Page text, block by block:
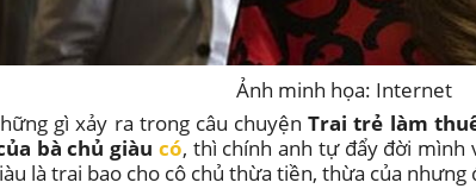
Ảnh minh họa: Internet
gì xảy ra trong câu chuyệnTrai trẻ làm
bà chủ giàu có, thì chính anh tự đẩy đời mình
là trai bao cho cô chủ thừa tiền, thừa của nhưng